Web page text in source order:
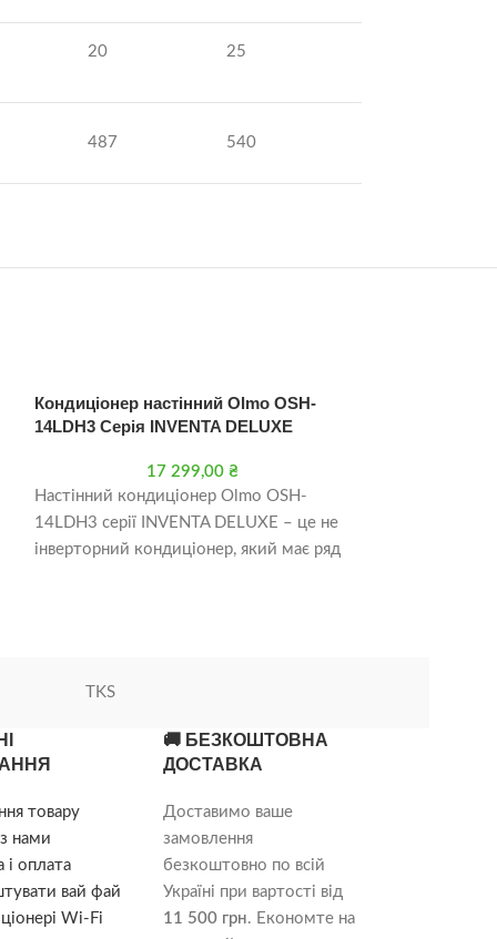
20 25
487 540
Кондиціонер настінний Olmo OSH-
14LDH3 Серія INVENTA DELUXE
17 299,00 ₴
Настінний кондиціонер Olmo OSH-
14LDH3 серії INVENTA DELUXE – це не
інверторний кондиціонер, який має ряд
TKS
товару
нами
і оплата
вай фай
Wi-Fi
🚚 БЕЗКОШТОВНА
ДОСТАВКА
Доставимо ваше
замовлення
безкоштовно по всій
Україні при вартості від
11 500 грн. Економте на